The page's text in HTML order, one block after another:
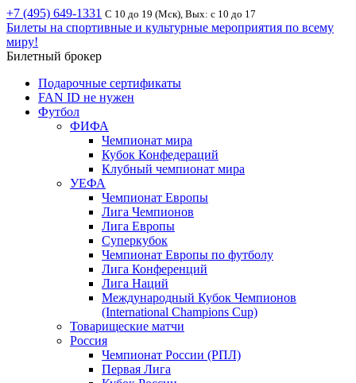
+7 (495) 649-1331 С 10 до 19 (Мск), Вых: с 10 до 17
Билеты на спортивные и культурные мероприятия по всему
миру!
Билетный брокер
Подарочные сертификаты
FAN ID не нужен
Футбол
ФИФА
Чемпионат мира
Кубок Конфедераций
Клубный чемпионат мира
УЕФА
Чемпионат Европы
Лига Чемпионов
Лига Европы
Суперкубок
Чемпионат Европы по футболу
Лига Конференций
Лига Наций
Международный Кубок Чемпионов
(International Champions Cup)
Товарищеские матчи
Россия
Чемпионат России (РПЛ)
Первая Лига